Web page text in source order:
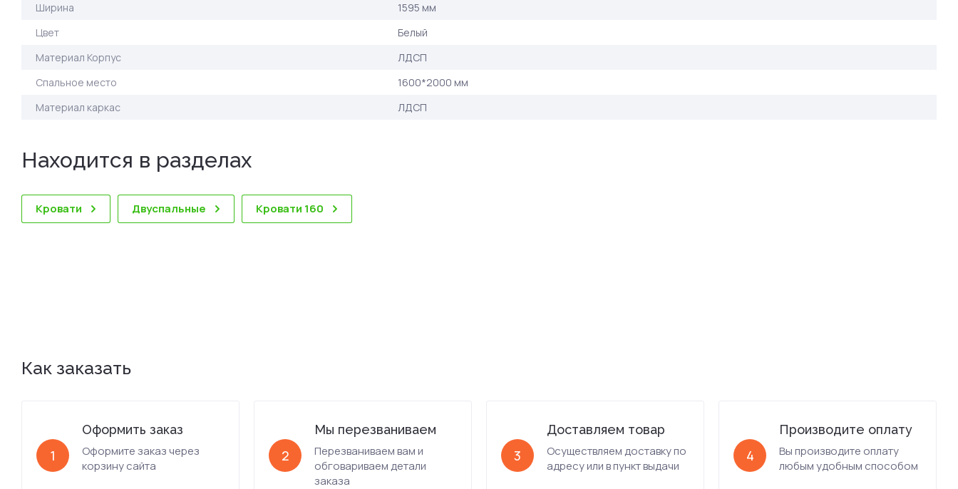
Ширина
1595 мм
Цвет
Белый
Материал Корпус
ЛДСП
Спальное место
1600*2000 мм
Материал каркас
ЛДСП
Находится в разделах
Кровати Двуспальные Кровати 160
Как заказать
1
Оформить заказ
Оформите заказ через
корзину сайта
2
Мы перезваниваем
Перезваниваем вам и
обговариваем детали
заказа
3
Доставляем товар
Осуществляем доставку по
адресу или в пункт выдачи
4
Производите оплату
Вы производите оплату
любым удобным способом